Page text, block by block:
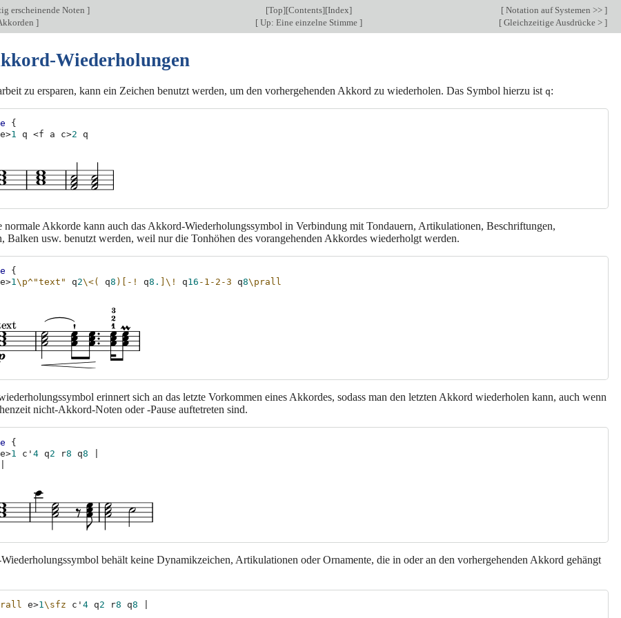
erscheinende Noten ] [Top][Contents][Index] [ Notation auf Systemen >> ]
] [Up: Eine einzelne Stimme ] [ Gleichzeitige Ausdrücke > ]
Wiederholungen
zu ersparen, kann ein Zeichen benutzt werden, um den vorhergehenden Akkord zu wiederholen. Das Symbol hierzu ist q:
{
e>1 q <f a c>2
normale Akkorde kann auch das Akkord-Wiederholungssymbol in Verbindung mit Tondauern, Artikulationen, Beschriftungen,
Balken usw. benutzt werden, weil nur die Tonhöhen des vorangehenden Akkordes wiederholgt werden.
{
e>1\p^"text" q2\<( q8 )[-! q8. ]\! q16 -1-2-3 q8\prall
erinnert sich an das letzte Vorkommen eines Akkordes, sodass man den letzten Akkord wiederholen kann, auch wenn
nicht-Akkord-Noten oder -Pause auftetreten sind.
{
e>1 c'4 q2 r8 q8
behält keine Dynamikzeichen, Artikulationen oder Ornamente, die in oder an den vorhergehenden Akkord gehängt
e>1\sfz c'4 q2 r8 q8